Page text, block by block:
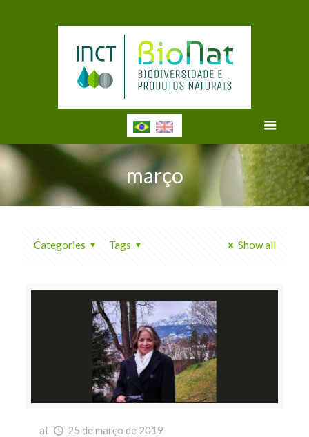
março
Categories Tags Show all
at 25 de março de 2019